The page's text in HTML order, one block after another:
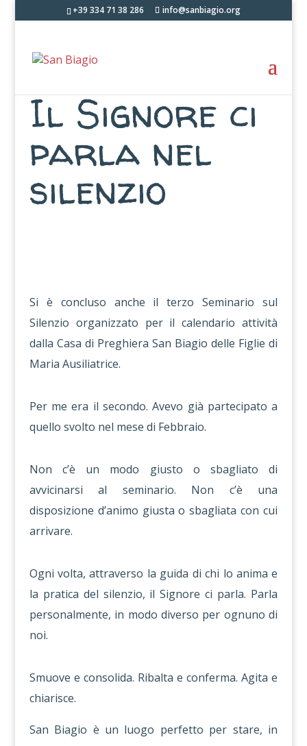
+39 334 71 38 286 info@sanbiagio.org
Il Signore ci
parla nel
silenzio
Si è concluso anche il terzo Seminario sul
Silenzio organizzato per il calendario attività
dalla Casa di Preghiera San Biagio delle Figlie di
Maria Ausiliatrice.
Per me era il secondo. Avevo già partecipato a
quello svolto nel mese di Febbraio.
Non c’è un modo giusto o sbagliato di
avvicinarsi al seminario. Non c’è una
disposizione d’animo giusta o sbagliata con cui
arrivare.
Ogni volta, attraverso la guida di chi lo anima e
la pratica del silenzio, il Signore ci parla. Parla
personalmente, in modo diverso per ognuno di
noi.
Smuove e consolida. Ribalta e conferma. Agita e
chiarisce.
San Biagio è un luogo perfetto per stare, in